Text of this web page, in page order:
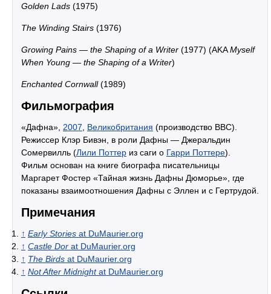
Golden Lads (1975)
The Winding Stairs (1976)
Growing Pains — the Shaping of a Writer (1977) (AKAMyself
When Young — the Shaping of a Writer)
Enchanted Cornwall(1989)
Фильмография
«Дафна», 2007 Великобритания (производство BBC).
Режиссер Клэр Бивэн, в роли Дафны — Джеральдин
Сомервилль (Лили Поттер из саги о Гарри Поттере).
Фильм основан на книге биографа писательницы
Маргарет Фостер «Тайная жизнь Дафны Дюморье», где
показаны взаимоотношения Дафны с Эллен и с Гертрудой.
Примечания
↑ Early Stories at DuMaurier.org
↑ Castle Dor at DuMaurier.org
↑ The Birds at DuMaurier.org
↑ Not After Midnightat DuMaurier.org